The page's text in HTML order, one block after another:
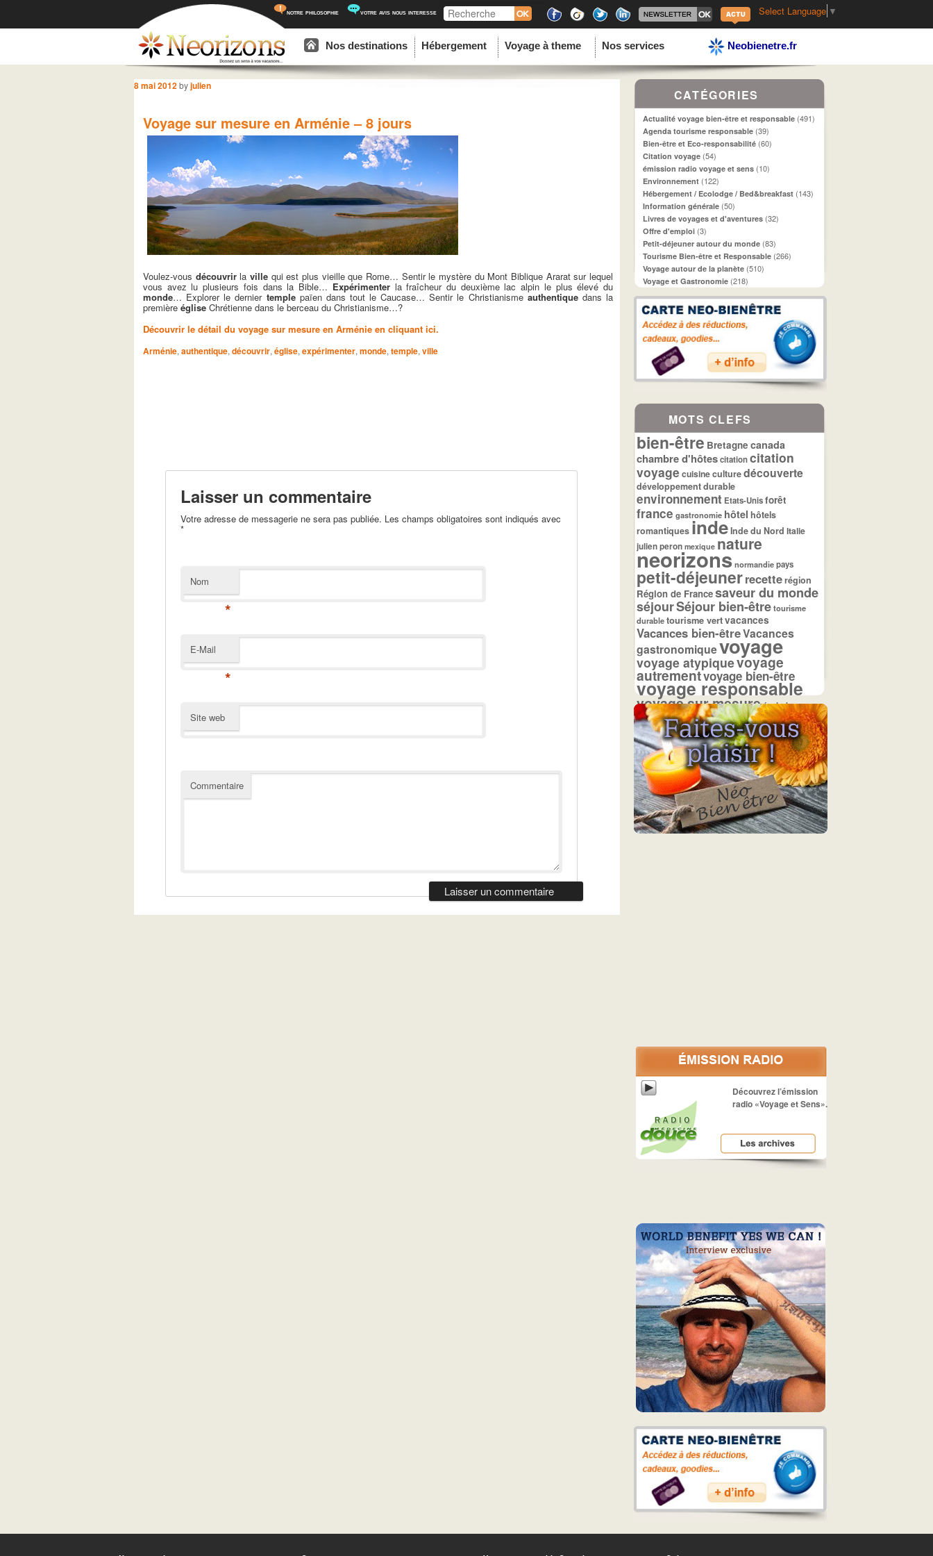
notre philosophie votre avis nous interesse Recherche Select Language ▼
Aller au contenu principal
Aller au contenu secondaire
Nos destinations Hébergement Voyage à theme Nos services Neobienetre.fr
Navigation des articles
Voyage sur mesure en Arménie – 8 jours
8 mai 2012byjulien
Voulez-vous découvrirlaville qui est plus vieille que Rome… Sentir le mystère du Mont Biblique Ararat sur lequel
vous avez lu plusieurs fois dans la Bible… Expérimenterla fraîcheur du deuxième lac alpin le plus élevé du
monde… Explorer le dernier templepaïen dans tout le Caucase… Sentir le Christianisme authentiquedans la
première église Chrétienne dans le berceau du Christianisme…?
Découvrir le détail du voyage sur mesure en Arménie en cliquant ici.
Arménie,authentique,découvrir,église,expérimenter,monde,temple,ville
Laisser un commentaire
Votre adresse de messagerie ne sera pas publiée. Les champs obligatoires sont indiqués avec
*
Nom
*
E-Mail
*
Site web
Commentaire
CATÉGORIES
Actualité voyage bien-être et responsable(491)
Agenda tourisme responsable(39)
Bien-être et Eco-responsabilité(60)
Citation voyage(54)
émission radio voyage et sens(10)
Environnement(122)
Hébergement / Ecolodge / Bed&breakfast(143)
Information générale(50)
Livres de voyages et d'aventures(32)
Offre d'emploi(3)
Petit-déjeuner autour du monde(83)
Tourisme Bien-être et Responsable(266)
Voyage autour de la planète(510)
Voyage et Gastronomie(218)
MOTS CLEFS
bien-être Bretagne canada
chambre d'hôtescitationcitation
voyage cuisineculturedécouverte
développement durable
environnement Etats-Unisforêt
france gastronomie hôtel hôtels
romantiquesindeInde du Nord Italie
julien peron mexique nature
neorizons normandie pays
petit-déjeunerrecetterégion
Région de Francesaveur du monde
séjourSéjour bien-être tourisme
durable tourisme vertvacances
Vacances bien-êtreVacances
gastronomiquevoyage
voyage atypiquevoyage
autrementvoyage bien-être
voyage responsable
voyage sur mesureécolodge
Découvrez l’émission
radio «Voyage et Sens».